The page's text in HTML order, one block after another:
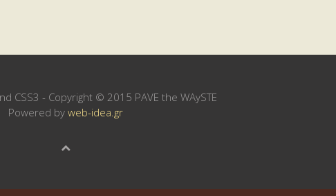
CSS3 - Copyright © 2015 PAVE the WAySTE
Powered by web-idea.gr